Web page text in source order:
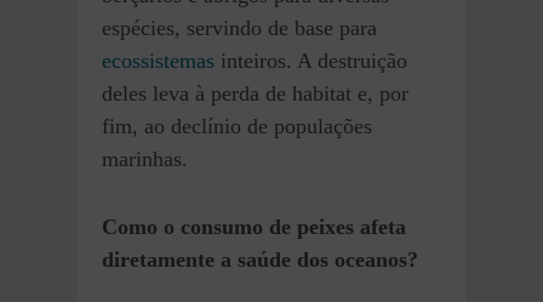
espécies, servindo de base para
ecossistemas inteiros. A destruição
deles leva à perda de habitat e, por
fim, ao declínio de populações
marinhas.
Como o consumo de peixes afeta
diretamente a saúde dos oceanos?